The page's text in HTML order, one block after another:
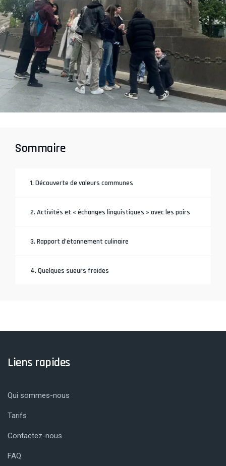
Sommaire
1. Découverte de valeurs communes
2. Activités et « échanges linguistiques » avec les pairs
3. Rapport d’étonnement culinaire
4. Quelques sueurs froides
Liens rapides
Qui sommes-nous
Tarifs
Contactez-nous
FAQ